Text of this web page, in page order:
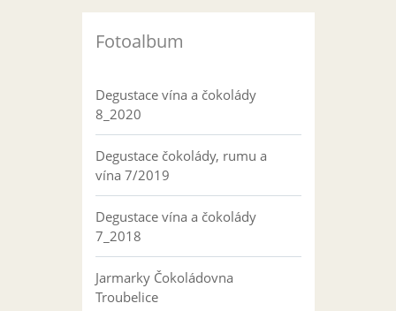
Fotoalbum
Degustace vína a čokolády
8_2020
Degustace čokolády, rumu a
vína 7/2019
Degustace vína a čokolády
7_2018
Jarmarky Čokoládovna
Troubelice